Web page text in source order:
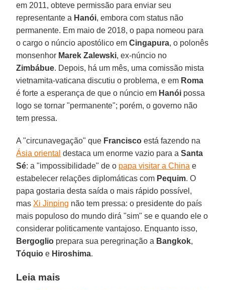
em 2011, obteve permissão para enviar seu
representante a Hanói, embora com status não
permanente. Em maio de 2018, o papa nomeou para
o cargo o núncio apostólico emCingapura, o polonês
monsenhor Marek Zalewski, ex-núncio no
Zimbábue. Depois, há um mês, uma comissão mista
vietnamita-vaticana discutiu o problema, e em Roma
é forte a esperança de que o núncio em Hanói possa
logo se tornar "permanente"; porém, o governo não
tem pressa.
A "circunavegação" que Francisco está fazendo na
Ásia oriental destaca um enorme vazio para aSanta
Sé: a "impossibilidade" de o papa visitar a China e
estabelecer relações diplomáticas com Pequim. O
papa gostaria desta saída o mais rápido possível,
mas Xi Jinping não tem pressa: o presidente do país
mais populoso do mundo dirá "sim" se e quando ele o
considerar politicamente vantajoso. Enquanto isso,
Bergoglio prepara sua peregrinação a Bangkok,
Tóquio e Hiroshima.
Leia mais